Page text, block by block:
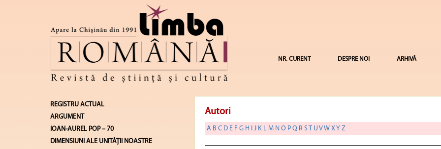
NR. CURENT DESPRE NOI ARHIVĂ
REGISTRU ACTUAL
ARGUMENT
IOAN-AUREL POP – 70
DIMENSIUNI ALE UNITĂŢII NOASTRE
Autori
A B C D E F G H J K L M N O P Q R ST U VW XY Z